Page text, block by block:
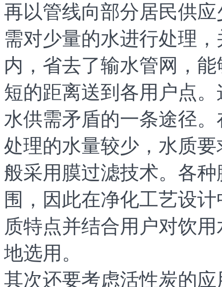
再以管线向部分居民供
需对少量的水进行处理
内，省去了输水管网，
短的距离送到各用户点
水供需矛盾的一条途径
处理的水量较少，水质
般采用膜过滤技术。各
围，因此在净化工艺设
质特点并结合用户对饮
地选用。
其次还要考虑活性炭的